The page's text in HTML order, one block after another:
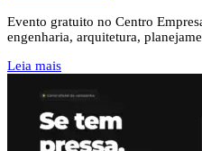
Evento gratuito no Centro
engenharia, arquitetura,
Leia mais